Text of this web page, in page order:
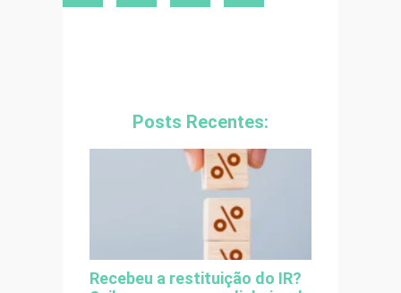
Posts Recentes:
Recebeu a restituição do IR?